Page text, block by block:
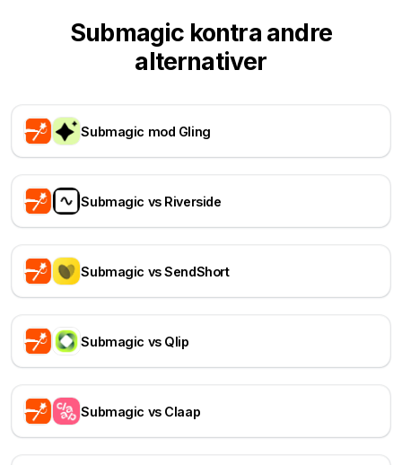
Submagic kontra andre
alternativer
Submagic mod Gling
Submagic vs Riverside
Submagic vs SendShort
Submagic vs Qlip
Submagic vs Claap